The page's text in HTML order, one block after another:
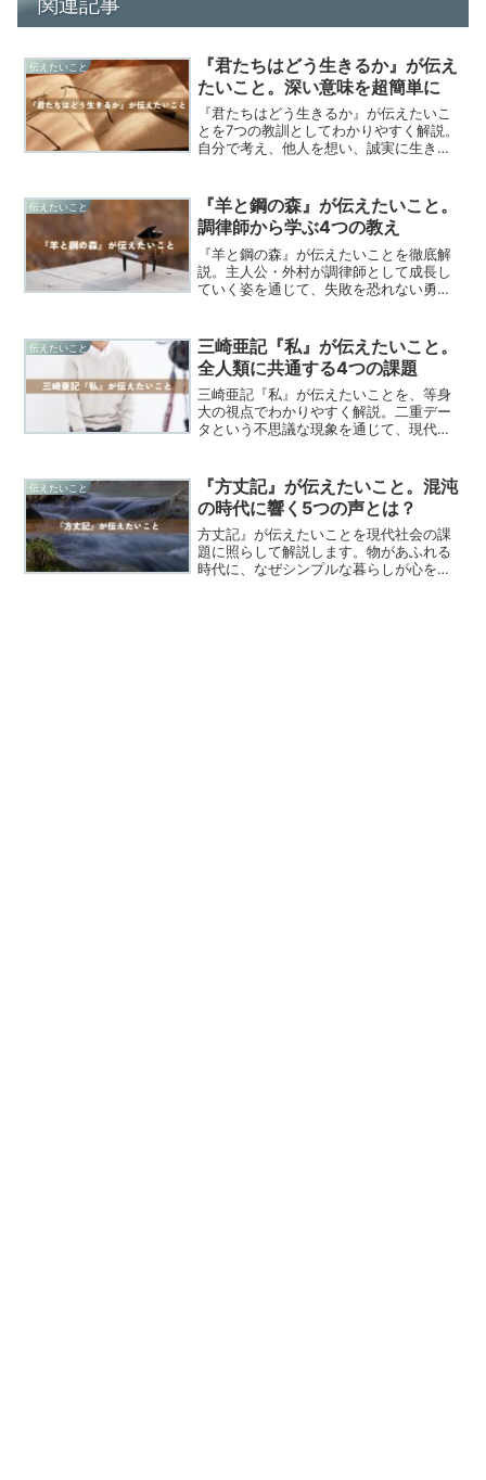
伝えたいこと
『君たちはどう生きるか』が伝え
たいこと。深い意味を超簡単に
『君たちはどう生きるか』が伝えたいこ
とを7つの教訓としてわかりやすく解説。
自分で考え、他人を想い、誠実に生きる
伝えたいこと
『羊と鋼の森』が伝えたいこと。
調律師から学ぶ4つの教え
『羊と鋼の森』が伝えたいことを徹底解
説。主人公・外村が調律師として成長し
ていく姿を通じて、失敗を恐れない勇
の人生に活かせる具体的な教訓を紹介。
物語の深い魅力と、読者の心に残るメッ
セージを分かりやすくお伝えします。
伝えたいこと
三崎亜記『私』が伝えたいこと。
全人類に共通する4つの課題
三崎亜記『私』が伝えたいことを、等身
大の視点でわかりやすく解説。二重デー
タという不思議な現象を通じて、現代社
の視点で読み解きます。
伝えたいこと
『方丈記』が伝えたいこと。混沌
の時代に響く5つの声とは？
方丈記』が伝えたいことを現代社会の課
題に照らして解説します。物があふれる
時代に、なぜシンプルな暮らしが心を解